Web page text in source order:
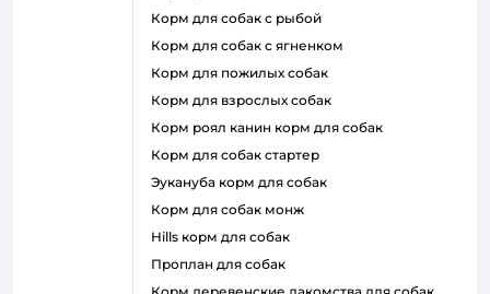
корм для собак с рыбой
корм для собак с ягненком
корм для пожилых собак
корм для взрослых собак
корм роял канин корм для собак
корм для собак стартер
эукануба корм для собак
корм для собак монж
hills корм для собак
проплан для собак
корм деревенские лакомства для собак